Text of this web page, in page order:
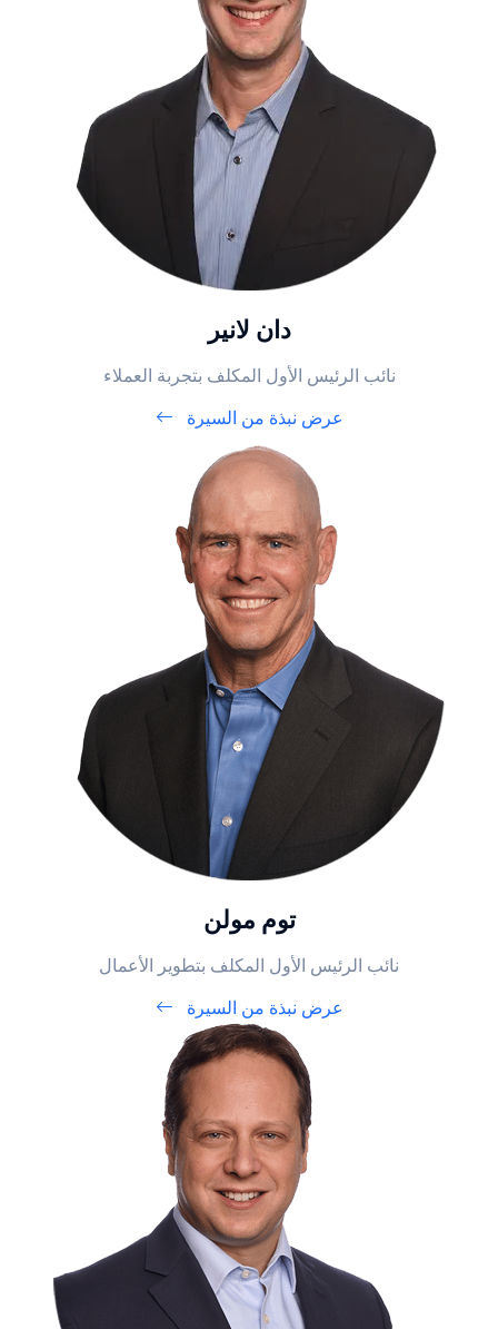
دان لانير
نائب الرئيس الأول المكلف بتجربة العملاء
عرض نبذة من السيرة
توم مولن
نائب الرئيس الأول المكلف بتطوير الأعمال
عرض نبذة من السيرة